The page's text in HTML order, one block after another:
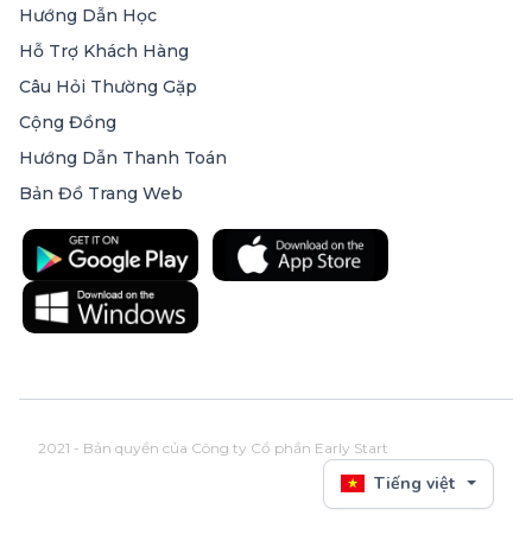
Hướng Dẫn Học
Hỗ Trợ Khách Hàng
Câu Hỏi Thường Gặp
Cộng Đồng
Hướng Dẫn Thanh Toán
Bản Đồ Trang Web
2021 - Bản quyền của Công ty Cổ phần Early Start
Tiếng việt